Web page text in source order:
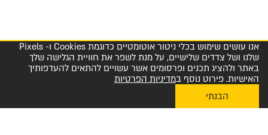
אנו עושים שימוש בכלי ניטור אוטומטיים כדוגמת Cookies ו- Pixels
שלנו ושל צדדים שלישיים, על מנת לשפר את חוויית הגלישה שלך
באתר ולהציג תכנים ופרסומים אשר עשויים להתאים להעדפותיך
האישיות. פירוט נוסף במדיניות הפרטיות
הבנתי